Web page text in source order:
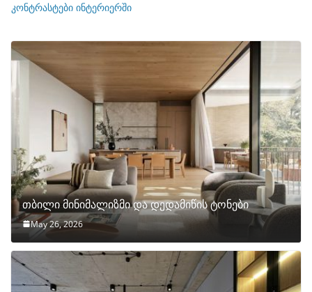
ი
კონტრასტები ინტერიერში
თბილი მინიმალიზმი და დედამიწის ტონები
May 26, 2026